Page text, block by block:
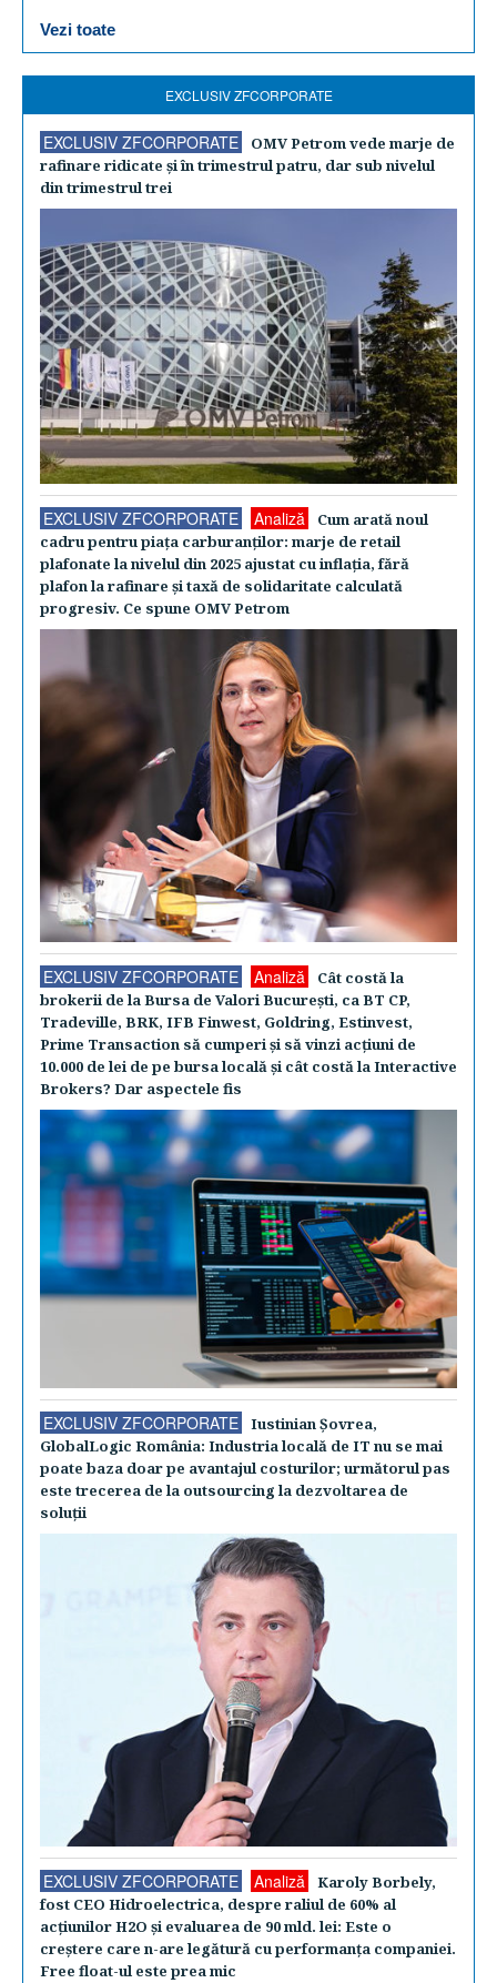
Vezi toate
EXCLUSIV ZFCORPORATE
EXCLUSIV ZFCORPORATE
OMV Petrom vede marje de
rafinare ridicate şi în trimestrul patru, dar sub nivelul
din trimestrul trei
EXCLUSIV ZFCORPORATE Analiză
Cum arată noul
cadru pentru piaţa carburanţilor: marje de retail
plafonate la nivelul din 2025 ajustat cu inflaţia, fără
plafon la rafinare şi taxă de solidaritate calculată
progresiv. Ce spune OMV Petrom
EXCLUSIV ZFCORPORATE Analiză
Cât costă la
brokerii de la Bursa de Valori Bucureşti, ca BT CP,
Tradeville, BRK, IFB Finwest, Goldring, Estinvest,
Prime Transaction să cumperi şi să vinzi acţiuni de
10.000 de lei de pe bursa locală şi cât costă la Interactive
Brokers? Dar aspectele fis
EXCLUSIV ZFCORPORATE
Iustinian Şovrea,
GlobalLogic România: Industria locală de IT nu se mai
poate baza doar pe avantajul costurilor; următorul pas
este trecerea de la outsourcing la dezvoltarea de
soluţii
EXCLUSIV ZFCORPORATE Analiză
Karoly Borbely,
fost CEO Hidroelectrica, despre raliul de 60% al
acţiunilor H2O şi evaluarea de 90 mld. lei: Este o
creştere care n-are legătură cu performanţa companiei.
Free float-ul este prea mic